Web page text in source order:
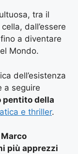
tra il
dall’essere
a diventare
Mondo.
dell’esistenza
a seguire
pentito della
e thriller.
Marco
più apprezzi